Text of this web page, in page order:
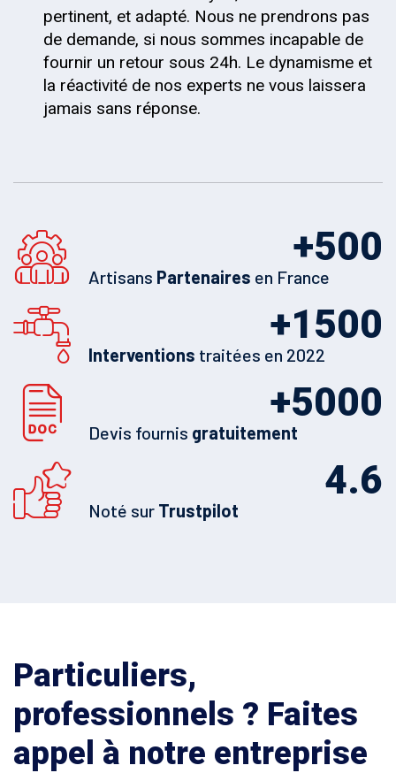
pertinent, et adapté. Nous ne prendrons pas
de demande, si nous sommes incapable de
fournir un retour sous 24h. Le dynamisme et
la réactivité de nos experts ne vous laissera
jamais sans réponse.
500
+
Artisans Partenaires en France
1500
+
Interventions traitées en 2022
5000
+
Devis fournis gratuitement
4.6
Noté sur Trustpilot
Particuliers,
professionnels ? Faites
appel à notre entreprise